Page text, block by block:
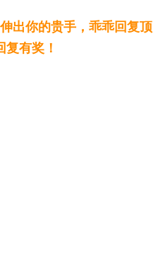
出你的贵手，乖乖回复顶
复有奖！